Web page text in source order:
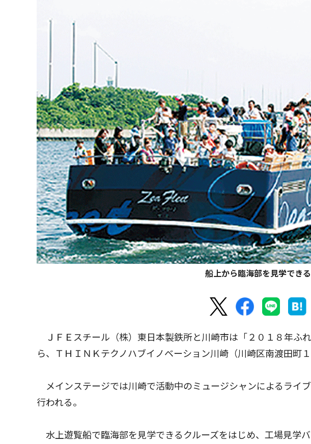
船上から臨海部を見学できる
ＪＦＥスチール（株）東日本製鉄所と川崎市は「２０１８年ふ
ら、ＴＨＩＮＫテクノハブイノベーション川崎（川崎区南渡田町
メインステージでは川崎で活動中のミュージシャンによるライ
行われる。
水上遊覧船で臨海部を見学できるクルーズをはじめ、工場見学